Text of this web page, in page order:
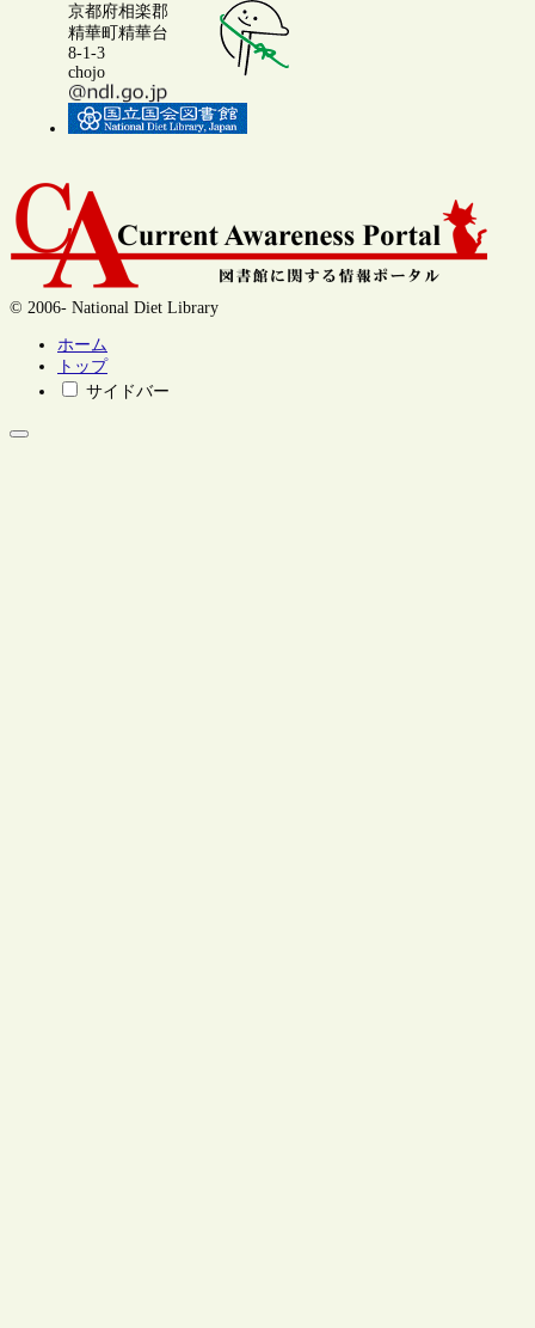
京都府相楽郡
精華町精華台
8-1-3
chojo
© 2006- National Diet Library
ホーム
トップ
サイドバー